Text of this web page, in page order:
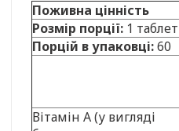
Поживна цінність
Розмір порції: 1
Порцій в упаковці:60
Вітамін A (у вигляді